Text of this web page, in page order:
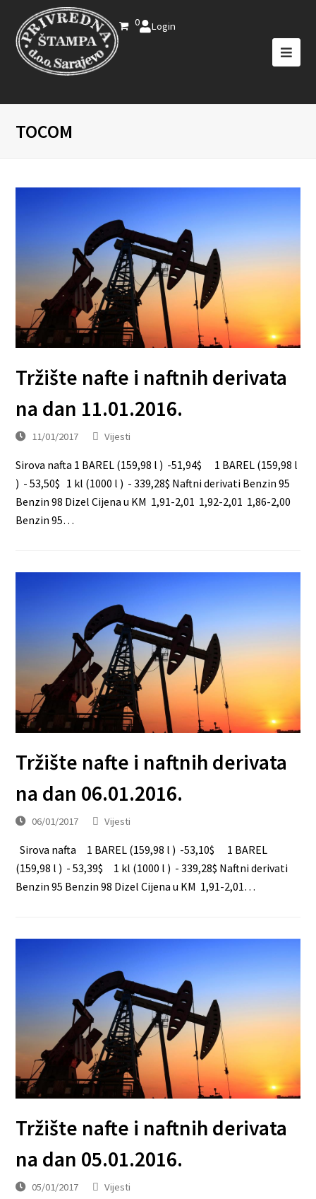
0 Login
TOCOM
Tržište nafte i naftnih derivata
na dan 11.01.2016.
11/01/2017 Vijesti
Sirova nafta 1 BAREL (159,98 l ) -51,94$ 1 BAREL (159,98 l
) - 53,50$ 1 kl (1000 l ) - 339,28$ Naftni derivati Benzin 95
Benzin 98 Dizel Cijena u KM 1,91-2,01 1,92-2,01 1,86-2,00
Benzin 95…
Tržište nafte i naftnih derivata
na dan 06.01.2016.
06/01/2017 Vijesti
Sirova nafta 1 BAREL (159,98 l ) -53,10$ 1 BAREL
(159,98 l ) - 53,39$ 1 kl (1000 l ) - 339,28$ Naftni derivati
Benzin 95 Benzin 98 Dizel Cijena u KM 1,91-2,01…
Tržište nafte i naftnih derivata
na dan 05.01.2016.
05/01/2017 Vijesti